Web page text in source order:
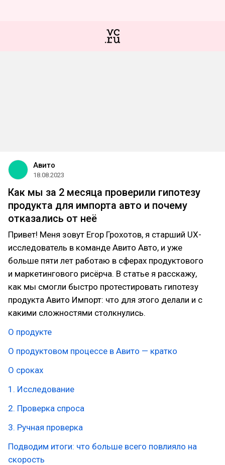
Авито
18.08.2023
Как мы за 2 месяца проверили гипотезу
продукта для импорта авто и почему
отказались от неё
Привет! Меня зовут Егор Грохотов, я старший UX-
исследователь в команде Авито Авто, и уже
больше пяти лет работаю в сферах продуктового
и маркетингового рисёрча. В статье я расскажу,
как мы смогли быстро протестировать гипотезу
продукта Авито Импорт: что для этого делали и с
какими сложностями столкнулись.
О продукте
О продуктовом процессе в Авито — кратко
О сроках
1. Исследование
2. Проверка спроса
3. Ручная проверка
Подводим итоги: что больше всего повлияло на
скорость